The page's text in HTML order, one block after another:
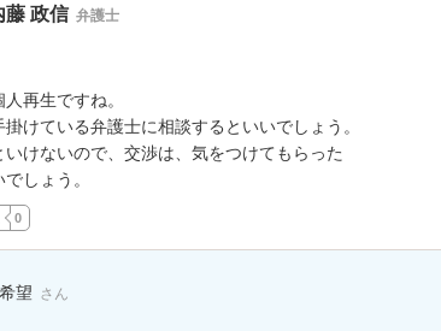
藤 政信 弁護士
再生ですね。
けている弁護士に相談するといいでしょう。
いけないので、交渉は、気をつけてもらった
しょう。
0
望 さん